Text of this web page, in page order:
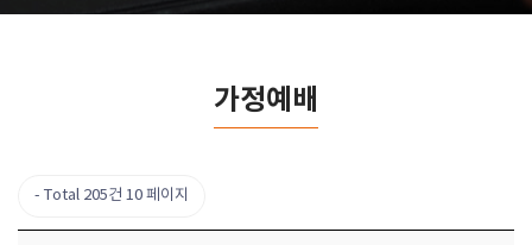
가정예배
Total 205건 10 페이지